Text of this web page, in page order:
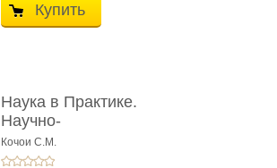
Купить
Наука в Практике.
Научно-
консультационные (пра
...
Кочои С.М.